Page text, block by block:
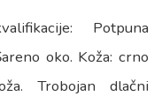
Potpuna
oko. Koža: crno
Trobojan dlačni